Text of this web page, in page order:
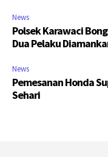
News
Polsek Karawaci
Dua Pelaku
News
Pemesanan Honda
Sehari